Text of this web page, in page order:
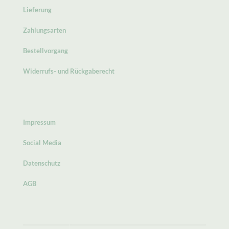
Lieferung
Zahlungsarten
Bestellvorgang
Widerrufs- und Rückgaberecht
Impressum
Social Media
Datenschutz
AGB